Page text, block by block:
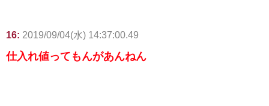
16: 2019/09/04(水) 14:37:00.49
仕入れ値ってもんがあんねん